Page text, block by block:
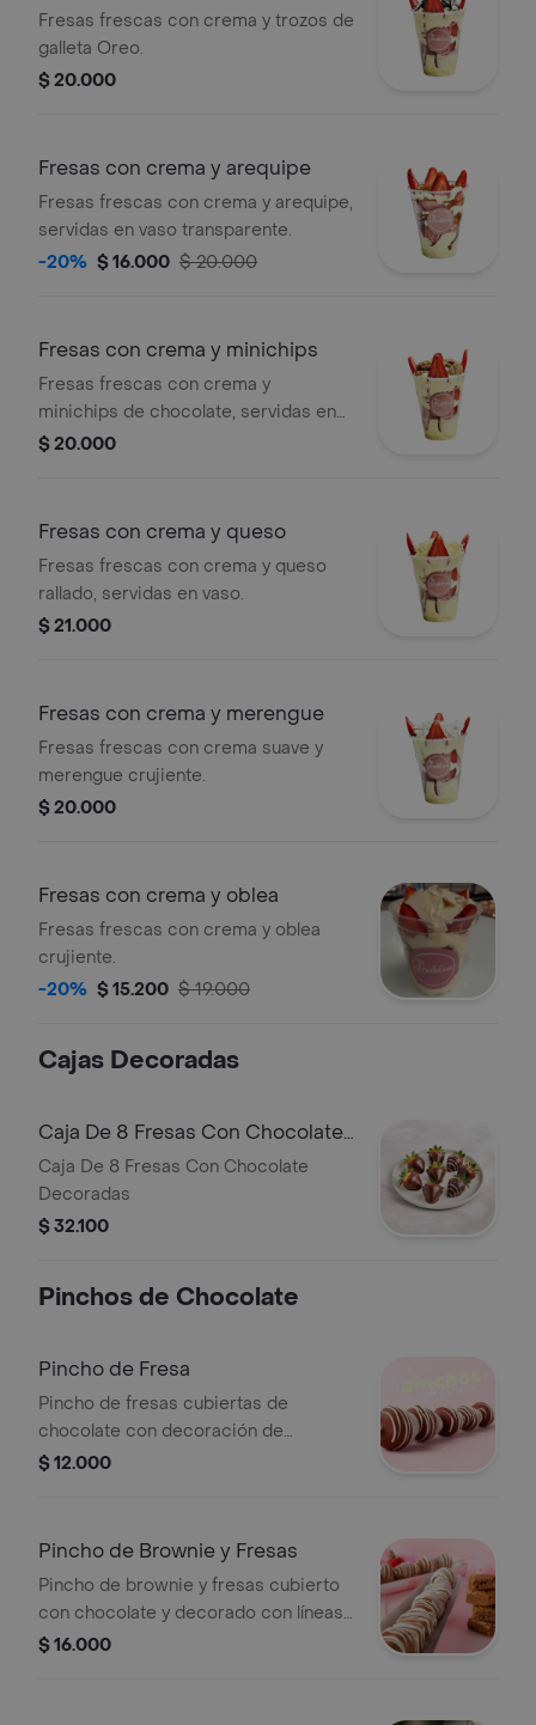
Fresas frescas con crema y trozos de
galleta Oreo.
$ 20.000
Fresas con crema y arequipe
Fresas frescas con crema y arequipe,
servidas en vaso transparente.
-20% $ 16.000 $ 20.000
Fresas con crema y minichips
Fresas frescas con crema y
minichips de chocolate, servidas en
un vaso.
$ 20.000
Fresas con crema y queso
Fresas frescas con crema y queso
rallado, servidas en vaso.
$ 21.000
Fresas con crema y merengue
Fresas frescas con crema suave y
merengue crujiente.
$ 20.000
Fresas con crema y oblea
Fresas frescas con crema y oblea
crujiente.
-20% $ 15.200 $ 19.000
Cajas Decoradas
Caja De 8 Fresas Con Chocolate
Decoradas
Caja De 8 Fresas Con Chocolate
Decoradas
$ 32.100
Pinchos de Chocolate
Pincho de Fresa
Pincho de fresas cubiertas de
chocolate con decoración de
chocolate blanco.
$ 12.000
Pincho de Brownie y Fresas
Pincho de brownie y fresas cubierto
con chocolate y decorado con líneas
de chocolate blanco.
$ 16.000